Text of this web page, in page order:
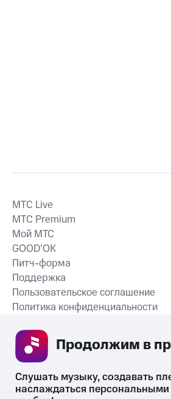
СКАЧАТЬ
MTС Live
MTС Premium
Мой МТС
GOOD’OK
Питч-форма
Поддержка
Пользовательское соглашение
Политика конфиденциальности
Слушать музыку, создавать
наслаждаться